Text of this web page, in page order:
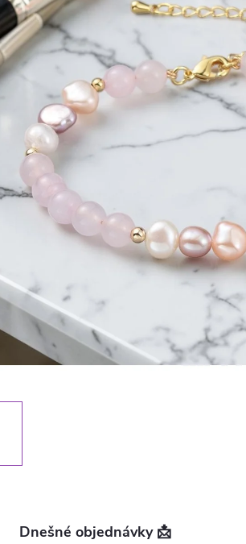
Dnešné objednávky 📩